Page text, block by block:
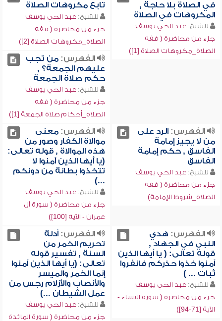
في الصلاة بلا حاجة ,
المكروهات في الصلاة
للشيخ: عبد الحي يوسف
جزء من محاضرة ( فقه
الصلاة_مكروهات الصلاة [1])
تابع مكروهات الصلاة
للشيخ: عبد الحي يوسف
جزء من محاضرة ( فقه
الصلاة_مكروهات الصلاة [2])
الفهرس:من تجب
عليهم الجمعة؟ ,
حكم صلاة الجمعة
للشيخ: عبد الحي يوسف
جزء من محاضرة ( فقه
الصلاة_أحكام صلاة الجمعة [1])
الفهرس:الرد على
من لا يجيز إمامة
الفاسق , حكم إمامة
الفاسق
للشيخ: عبد الحي يوسف
جزء من محاضرة ( فقه
الصلاة_شروط الإمامة)
الفهرس:معنى
موالاة الكفار وصور من
هذه الموالاة , قوله تعالى:
(يا أيها الذين آمنوا لا
تتخذوا بطانة من دونكم
...)
للشيخ: عبد الحي يوسف
جزء من محاضرة ( سورة آل
عمران - الآية [100])
الفهرس: هدي
النبي في الجهاد ,
قوله تعالى: ( يا أيها الذين
آمنوا خذوا حذركم فانفروا
ثبات ... )
للشيخ: عبد الحي يوسف
جزء من محاضرة ( سورة النساء -
الآية [71-94])
الفهرس:أدلة
تحريم الخمر من
السنة , تفسير قوله
تعالى: (يا أيها الذين آمنوا
إنما الخمر والميسر
والأنصاب والأزلام رجس من
عمل الشيطان ...)
للشيخ: عبد الحي يوسف
جزء من محاضرة ( سورة المائدة